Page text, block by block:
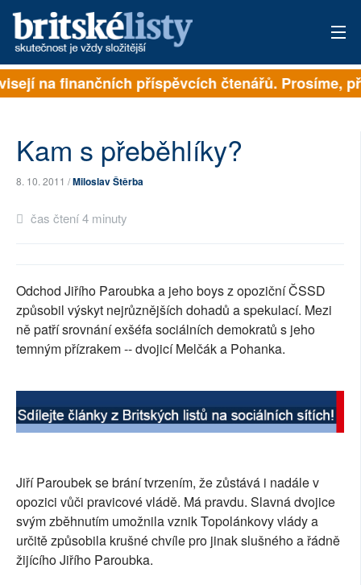
PŘIHLÁSIT
ARCHIV
AUTOŘI
PŘÍSPĚVKY NA PROVOZ
RUBRIKY
na finančních příspěvcích čtenářů. Prosíme,
Kam s přeběhlíky?
8. 10. 2011 /Miloslav Štěrba
čas čtení 4 minuty
Odchod Jiřího Paroubka a jeho boys z opoziční ČSSD
způsobil výskyt nejrůznějších dohadů a spekulací. Mezi
ně patří srovnání exšéfa sociálních demokratů s jeho
temným přízrakem -- dvojicí Melčák a Pohanka.
Jiří Paroubek se brání tvrzením, že zůstává i nadále v
opozici vůči pravicové vládě. Má pravdu. Slavná dvojice
svým zběhnutím umožnila vznik Topolánkovy vlády a
určitě způsobila krušné chvíle pro jinak slušného a řádně
žijícího Jiřího Paroubka.